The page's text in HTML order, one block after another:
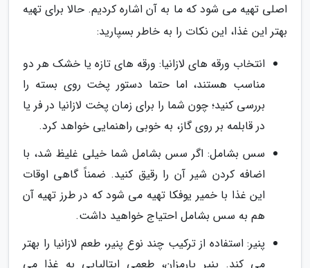
اصلی تهیه می شود که ما به آن اشاره کردیم. حالا برای تهیه
بهتر این غذا، این نکات را به خاطر بسپارید:
انتخاب ورقه های لازانیا: ورقه های تازه یا خشک هر دو
مناسب هستند، اما حتما دستور پخت روی بسته را
بررسی کنید؛ چون شما را برای زمان پخت لازانیا در فر یا
در قابلمه بر روی گاز، به خوبی راهنمایی خواهد کرد.
سس بشامل: اگر سس بشامل شما خیلی غلیظ شد، با
اضافه کردن شیر آن را رقیق کنید. ضمناً گاهی اوقات
این غذا با خمیر یوفکا تهیه می شود که در طرز تهیه آن
هم به سس بشامل احتیاج خواهید داشت.
پنیر: استفاده از ترکیب چند نوع پنیر، طعم لازانیا را بهتر
می کند. پنیر پارمزان، طعمی ایتالیایی به غذا می